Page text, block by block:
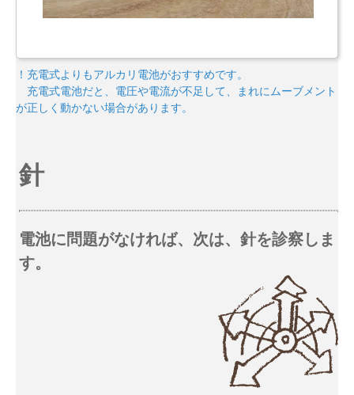
！充電式よりもアルカリ電池がおすすめです。
充電式電池だと、電圧や電流が不足して、まれにムーブメント
が正しく動かない場合があります。
針
電池に問題がなければ、次は、針を診察しま
す。